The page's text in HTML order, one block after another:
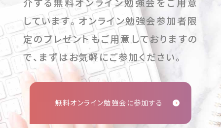
しています。オンライン勉強会参加者限
定のプレゼントもご用意しておりますの
で、まずはお気軽にご参加ください。
無料オンライン勉強会に参加する